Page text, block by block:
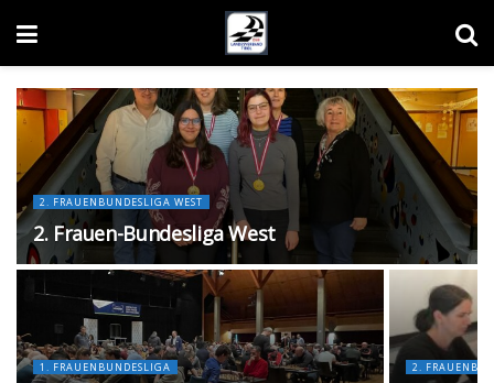
2. FRAUENBUNDESLIGA WEST
2. Frauen-Bundesliga West
1. FRAUENBUNDESLIGA 2.